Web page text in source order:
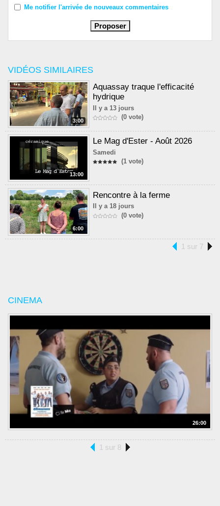
VIDÉOS SIMILAIRES
3:00
Aquassay traque l'efficacité
hydrique
Il y a 13 jours
(0 vote)
13:00
Le Mag d'Ester - Août 2026
Samedi
(1 vote)
6:00
Rencontre à la ferme
Il y a 18 jours
(0 vote)
1 sur 7
CINEMA
26:00
1 sur 8
Me notifier l'arrivée de nouveaux commentaires